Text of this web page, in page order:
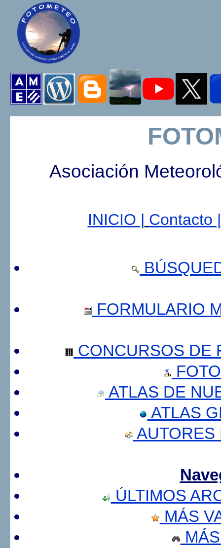
Asociación
INICIO | Contacto |
FORMULARIO
CONCURSOS DE
ATLAS DE
ATLAS
AUTORES
ÚLTIMOS
MÁS